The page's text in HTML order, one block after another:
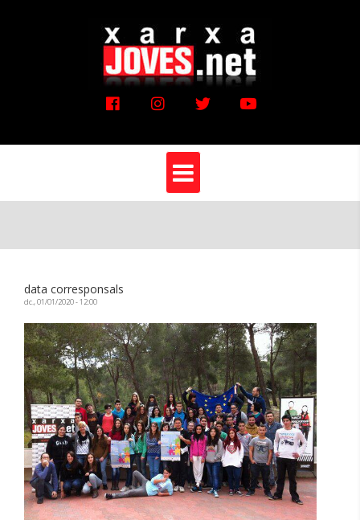
data corresponsals
dc., 01/01/2020 - 12:00